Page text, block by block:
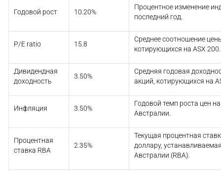
Годовой рост 10.20%
Процентное изменение
последний год.
P/E ratio 15.8
Среднее соотношение
котирующихся на ASX 200.
Дивидендная
доходность
3.50%
Средняя годовая
акций, котирующихся на
Инфляция 3.50%
Годовой темп роста цен
Австралии.
Процентная
ставка RBA
2.35%
Текущая процентная
доллару,
Австралии (RBA).